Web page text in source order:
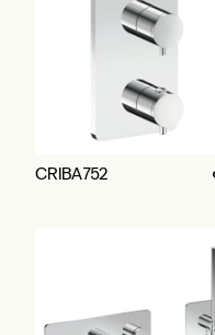
CRIBA752